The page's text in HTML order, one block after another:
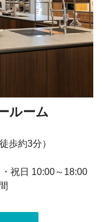
ルーム
歩約3分）
祝日 10:00～18:00